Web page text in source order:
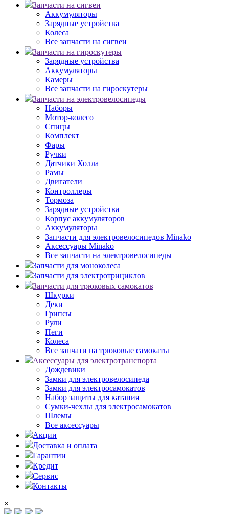
Запчасти на сигвеи
Аккумуляторы
Зарядные устройства
Колеса
Все запчасти на сигвеи
Запчасти на гироскутеры
Зарядные устройства
Аккумуляторы
Камеры
Все запчасти на гироскутеры
Запчасти на электровелосипеды
Наборы
Мотор-колесо
Спицы
Комплект
Фары
Ручки
Датчики Холла
Рамы
Двигатели
Контроллеры
Тормоза
Зарядные устройства
Корпус аккумуляторов
Аккумуляторы
Запчасти для электровелосипедов Minako
Аксессуары Minako
Все запчасти на электровелосипеды
Запчасти для моноколеса
Запчасти для электротрициклов
Запчасти для трюковых самокатов
Шкурки
Деки
Грипсы
Рули
Пеги
Колеса
Все запчати на трюковые самокаты
Аксессуары для электротранспорта
Дождевики
Замки для электровелосипеда
Замки для электросамокатов
Набор защиты для катания
Сумки-чехлы для электросамокатов
Шлемы
Все аксессуары
Акции
Доставка и оплата
Гарантии
Кредит
Сервис
Контакты
×